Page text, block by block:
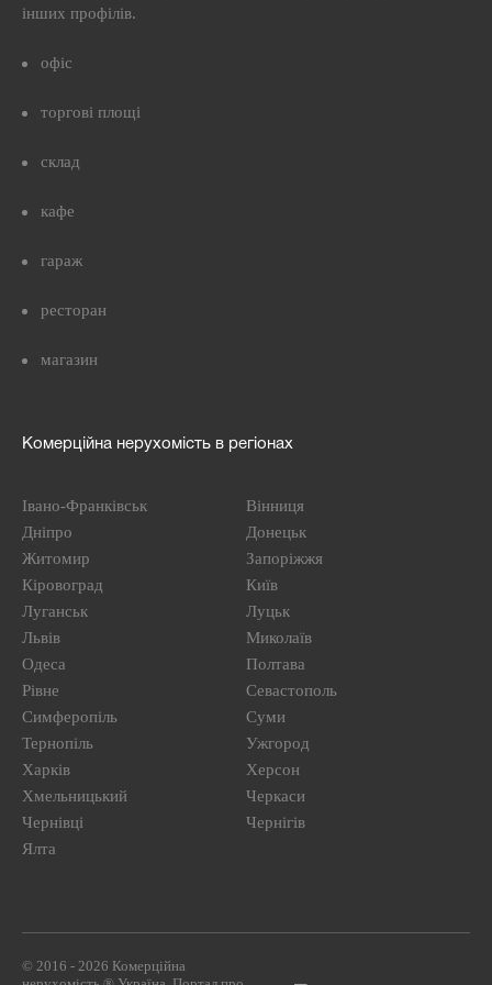
інших профілів.
офіс
торгові площі
склад
кафе
гараж
ресторан
магазин
Комерційна нерухомість в регіонах
Івано-Франківськ
Вінниця
Дніпро
Донецьк
Житомир
Запоріжжя
Кіровоград
Київ
Луганськ
Луцьк
Львів
Миколаїв
Одеса
Полтава
Рівне
Севастополь
Симферопіль
Суми
Тернопіль
Ужгород
Харків
Херсон
Хмельницький
Черкаси
Чернівці
Чернігів
Ялта
© 2016 - 2026 Комерційна